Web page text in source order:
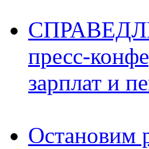
пресс-
зарплат и
Остановим